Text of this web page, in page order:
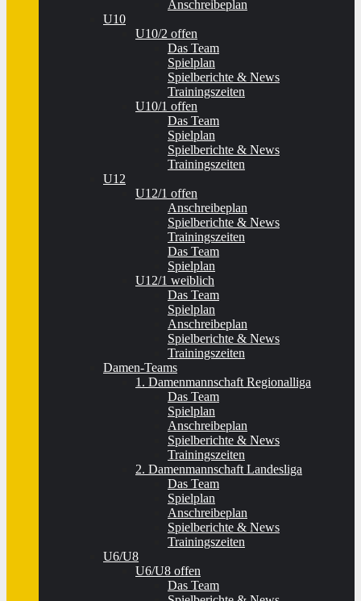
Anschreibeplan
U10
U10/2 offen
Das Team
Spielplan
Spielberichte & News
Trainingszeiten
U10/1 offen
Das Team
Spielplan
Spielberichte & News
Trainingszeiten
U12
U12/1 offen
Anschreibeplan
Spielberichte & News
Trainingszeiten
Das Team
Spielplan
U12/1 weiblich
Das Team
Spielplan
Anschreibeplan
Spielberichte & News
Trainingszeiten
Damen-Teams
1. Damenmannschaft Regionalliga
Das Team
Spielplan
Anschreibeplan
Spielberichte & News
Trainingszeiten
2. Damenmannschaft Landesliga
Das Team
Spielplan
Anschreibeplan
Spielberichte & News
Trainingszeiten
U6/U8
U6/U8 offen
Das Team